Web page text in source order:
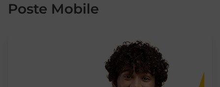
Poste Mobile